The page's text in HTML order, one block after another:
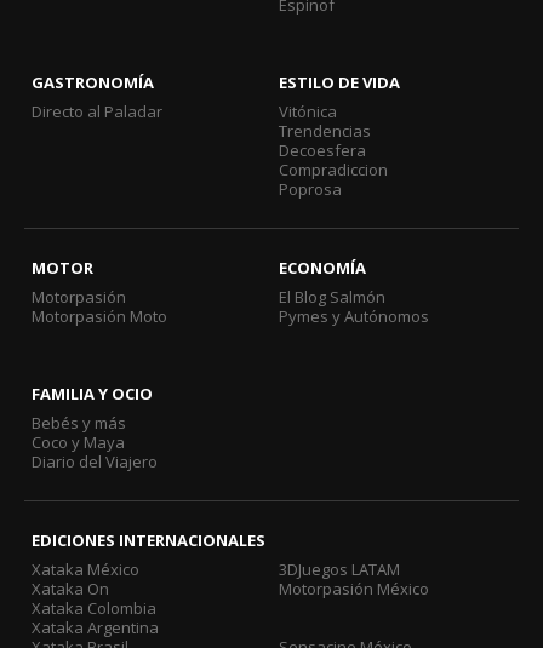
Espinof
GASTRONOMÍA
Directo al Paladar
ESTILO DE VIDA
Vitónica
Trendencias
Decoesfera
Compradiccion
Poprosa
MOTOR
Motorpasión
Motorpasión Moto
ECONOMÍA
El Blog Salmón
Pymes y Autónomos
FAMILIA Y OCIO
Bebés y más
Coco y Maya
Diario del Viajero
EDICIONES INTERNACIONALES
Xataka México
Xataka On
Xataka Colombia
Xataka Argentina
3DJuegos LATAM
Motorpasión México